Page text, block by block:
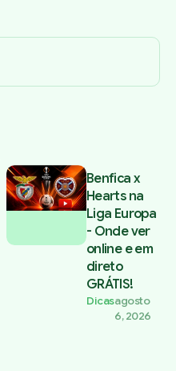
Benfica x
Hearts na
Liga Europa
- Onde ver
online e em
direto
GRÁTIS!
Dicasagosto
6, 2026